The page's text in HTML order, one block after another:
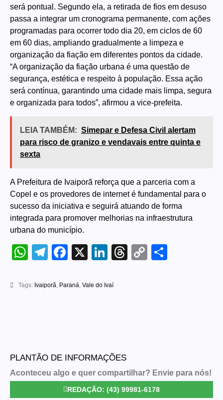
será pontual. Segundo ela, a retirada de fios em desuso
passa a integrar um cronograma permanente, com ações
programadas para ocorrer todo dia 20, em ciclos de 60
em 60 dias, ampliando gradualmente a limpeza e
organização da fiação em diferentes pontos da cidade.
“A organização da fiação urbana é uma questão de
segurança, estética e respeito à população. Essa ação
será contínua, garantindo uma cidade mais limpa, segura
e organizada para todos”, afirmou a vice-prefeita.
LEIA TAMBÉM: Simepar e Defesa Civil alertam
para risco de granizo e vendavais entre quinta e
sexta
A Prefeitura de Ivaiporã reforça que a parceria com a
Copel e os provedores de internet é fundamental para o
sucesso da iniciativa e seguirá atuando de forma
integrada para promover melhorias na infraestrutura
urbana do município.
WhatsApp
Telegram
Facebook
X LinkedIn
Threads
Copy
Tags: Ivaiporã Paraná Vale do Ivaí
PLANTÃO DE INFORMAÇÕES
Aconteceu algo e quer compartilhar? Envie para nós!
REDAÇÃO: (43) 99981-6178